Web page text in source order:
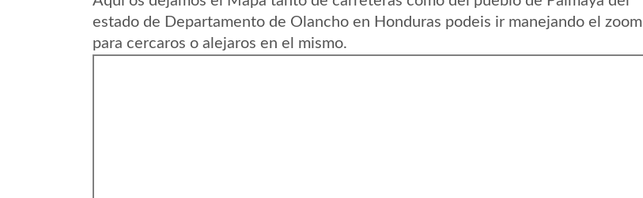
estado de Departamento de Olancho en Honduras podeis ir manejando el zoom
para cercaros o alejaros en el mismo.